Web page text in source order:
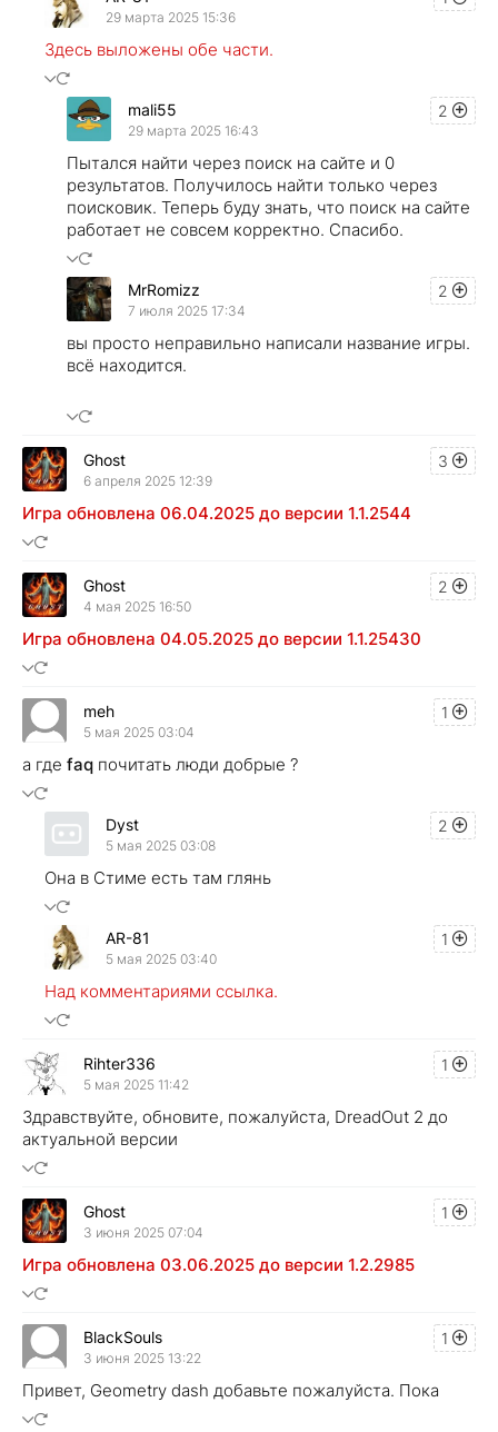
29 марта 2025 15:36
Здесь выложены обе части.
2
mali55
29 марта 2025 16:43
Пытался найти через поиск на сайте и 0
результатов. Получилось найти только через
поисковик. Теперь буду знать, что поиск на сайте
работает не совсем корректно. Спасибо.
2
MrRomizz
7 июля 2025 17:34
вы просто неправильно написали название игры.
всё находится.
3
Ghost
6 апреля 2025 12:39
Игра обновлена 06.04.2025 до версии 1.1.2544
2
Ghost
4 мая 2025 16:50
Игра обновлена 04.05.2025 до версии 1.1.25430
1
meh
5 мая 2025 03:04
а где faq почитать люди добрые ?
2
Dyst
5 мая 2025 03:08
Она в Стиме есть там глянь
1
AR-81
5 мая 2025 03:40
Над комментариями ссылка.
1
Rihter336
5 мая 2025 11:42
Здравствуйте, обновите, пожалуйста, DreadOut 2 до
актуальной версии
1
Ghost
3 июня 2025 07:04
Игра обновлена 03.06.2025 до версии 1.2.2985
1
BlackSouls
3 июня 2025 13:22
Привет, Geometry dash добавьте пожалуйста. Пока